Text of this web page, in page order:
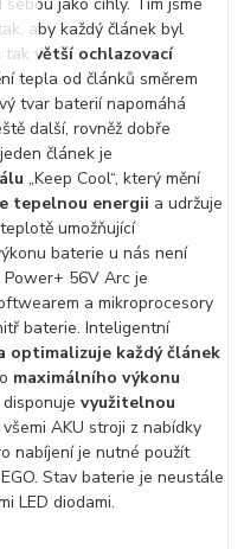
jako cihly. Tím jsme
aby každý článek byl
takvětší ochlazovací
tepla od článků směrem
tvar baterií napomáhá
další, rovněž dobře
článek je
„Keep Cool“, který mění
tepelnou energii a udržuje
umožňující
baterie u nás není
56V Arc je
a mikroprocesory
baterie. Inteligentní
každý článek
maximálního výkonu
disponujevyužitelnou
AKU stroji z nabídky
nabíjení je nutné použít
Stav baterie je neustále
LED diodami.